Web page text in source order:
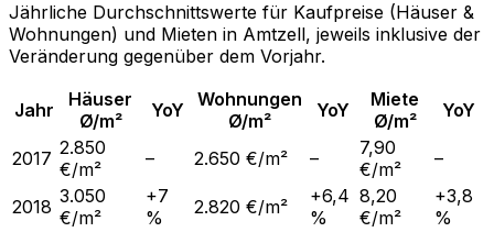
Jährliche Durchschnittswerte für Kaufpreise (Häuser &
Wohnungen) und Mieten in Amtzell, jeweils inklusive der
Veränderung gegenüber dem Vorjahr.
Jahr
Häuser
Ø/m²
YoY
Wohnungen
Ø/m²
YoY
Miete
Ø/m²
YoY
2017 2.850
€/m²
– 2.650 €/m² –
7,90
€/m²
–
2018 3.050
€/m²
+7
%
2.820 €/m²
+6,4
%
8,20
€/m²
+3,8
%